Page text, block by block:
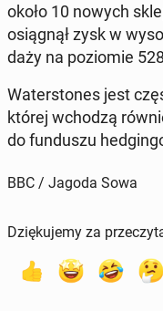
około 10 nowych
osią­gnął zysk w
da­ży na po­zio­mie
Wa­ter­sto­nes jest
której wchodzą
do fun­du­szu
BBC / Jagoda Sowa
Dziękujemy za